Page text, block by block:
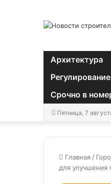
Архитектура
Регулирование
Срочно в
Пятница, 7
Главная /
для улучшения